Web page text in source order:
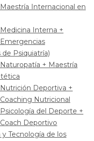
Internacional en
Interna +
Psiquiatría)
+ Maestría
Deportiva +
Nutricional
del Deporte +
Deportivo
Tecnología de los